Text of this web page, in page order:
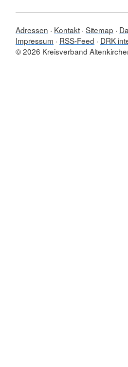
Adressen Kontakt Sitemap
Impressum
RSS-Feed
DRK
© 2026 Kreisverband